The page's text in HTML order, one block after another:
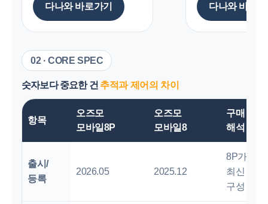
다나와 바로가기 다나와 바로
02 · CORE SPEC
숫자보다 중요한 건 추적과 제어의 차이
항목
오즈모
모바일8P
오즈모
모바일8
구매
해석
출시/
등록
2026.05 2025.12
8P가 더
최신
구성